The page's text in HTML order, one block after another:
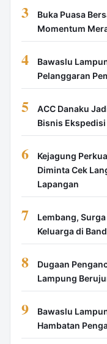
3
Buka Puasa
Momentum
4
Bawaslu
Pelanggaran
5
ACC Danaku
Bisnis Ekspedisi
6
Kejagung
Diminta Cek
Lapangan
7
Lembang,
Keluarga di
8
Dugaan
Lampung
9
Bawaslu
Hambatan